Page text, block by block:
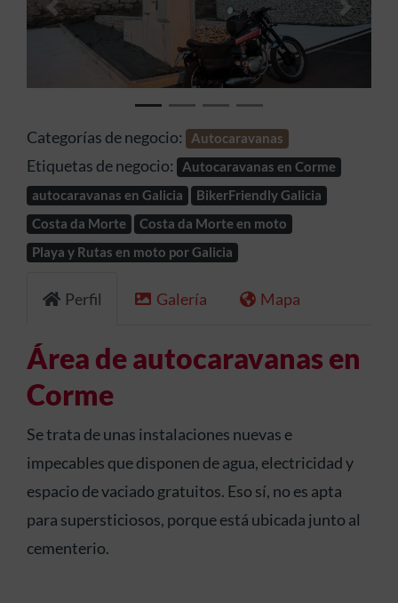
Anterior
Categorías de negocio: Autocaravanas
Etiquetas de negocio:
Autocaravanas en Corme
autocaravanas en Galicia
BikerFriendly Galicia
Costa da Morte
Costa da Morte en moto
Playa y Rutas en moto por Galicia
Perfil Galería Mapa
Área de autocaravanas en
Corme
Se trata de unas instalaciones nuevas e
impecables que disponen de agua, electricidad y
espacio de vaciado gratuitos. Eso sí, no es apta
para supersticiosos, porque está ubicada junto al
cementerio.